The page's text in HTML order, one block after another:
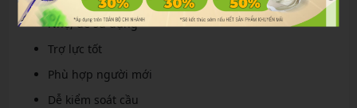
Nhẹ, dễ sử dụng
Trợ lực tốt
Phù hợp người mới
Dễ kiểm soát cầu